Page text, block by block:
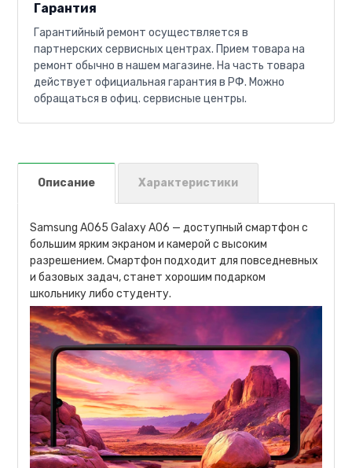
Гарантия
Гарантийный ремонт осуществляется в
партнерских сервисных центрах. Прием товара на
ремонт обычно в нашем магазине. На часть товара
действует официальная гарантия в РФ. Можно
обращаться в офиц. сервисные центры.
Описание Характеристики
Samsung A065 Galaxy A06 — доступный смартфон с
большим ярким экраном и камерой с высоким
разрешением. Смартфон подходит для повседневных
и базовых задач, станет хорошим подарком
школьнику либо студенту.